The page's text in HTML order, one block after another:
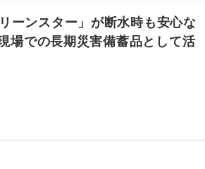
ーンスター」が断水時も安心な
場での長期災害備蓄品として活